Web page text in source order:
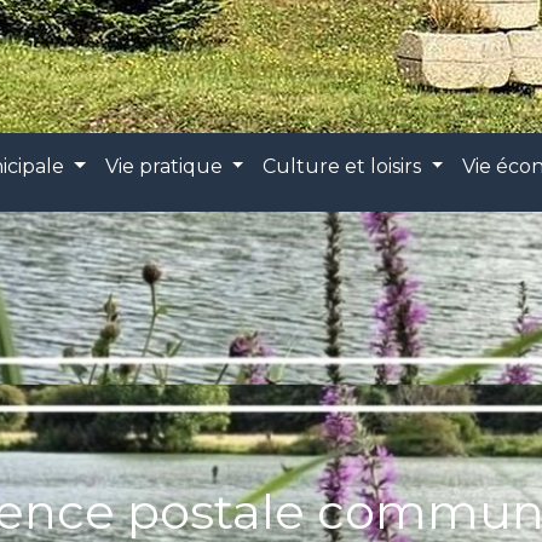
Vie pratique Culture et loisirs Vie
postale